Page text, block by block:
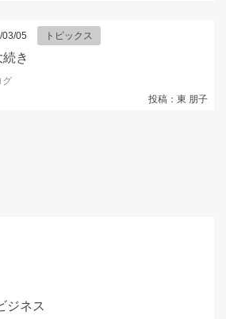
03/05 トピックス
き
グ
投稿：東 朋子
ジネス